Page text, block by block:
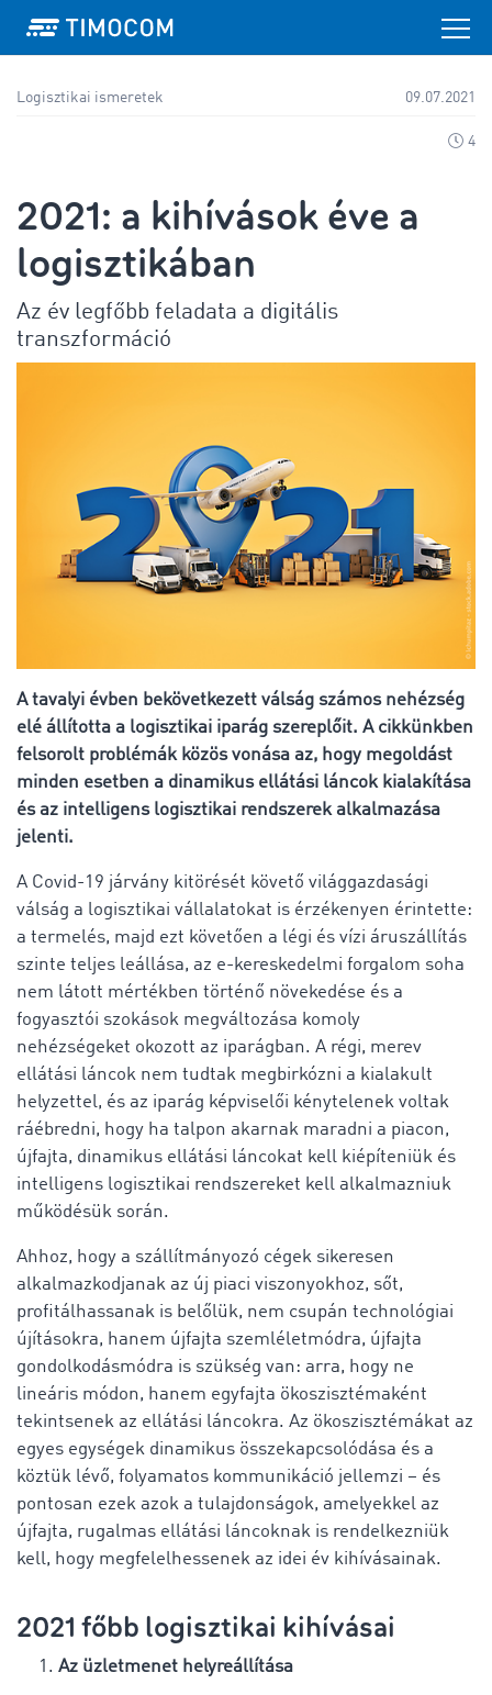
Logisztikai ismeretek 09.07.2021
4
2021: a kihívások éve a
logisztikában
Az év legfőbb feladata a digitális
transzformáció
A tavalyi évben bekövetkezett válság számos nehézség
elé állította a logisztikai iparág szereplőit. A cikkünkben
felsorolt problémák közös vonása az, hogy megoldást
minden esetben a dinamikus ellátási láncok kialakítása
és az intelligens logisztikai rendszerek alkalmazása
jelenti.
A Covid-19 járvány kitörését követő világgazdasági
válság a logisztikai vállalatokat is érzékenyen érintette:
a termelés, majd ezt követően a légi és vízi áruszállítás
szinte teljes leállása, az e-kereskedelmi forgalom soha
nem látott mértékben történő növekedése és a
fogyasztói szokások megváltozása komoly
nehézségeket okozott az iparágban. A régi, merev
ellátási láncok nem tudtak megbirkózni a kialakult
helyzettel, és az iparág képviselői kénytelenek voltak
ráébredni, hogy ha talpon akarnak maradni a piacon,
újfajta, dinamikus ellátási láncokat kell kiépíteniük és
intelligens logisztikai rendszereket kell alkalmazniuk
működésük során.
Ahhoz, hogy a szállítmányozó cégek sikeresen
alkalmazkodjanak az új piaci viszonyokhoz, sőt,
profitálhassanak is belőlük, nem csupán technológiai
újításokra, hanem újfajta szemléletmódra, újfajta
gondolkodásmódra is szükség van: arra, hogy ne
lineáris módon, hanem egyfajta ökoszisztémaként
tekintsenek az ellátási láncokra. Az ökoszisztémákat az
egyes egységek dinamikus összekapcsolódása és a
köztük lévő, folyamatos kommunikáció jellemzi – és
pontosan ezek azok a tulajdonságok, amelyekkel az
újfajta, rugalmas ellátási láncoknak is rendelkezniük
kell, hogy megfelelhessenek az idei év kihívásainak.
2021 főbb logisztikai kihívásai
Az üzletmenet helyreállítása